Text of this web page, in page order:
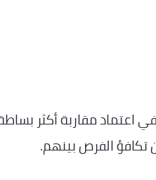
اعتماد مقاربة أكثر
تكافؤ الفرص بينهم.